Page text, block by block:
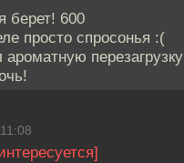
берет! 600
просто спросонья :(
ароматную